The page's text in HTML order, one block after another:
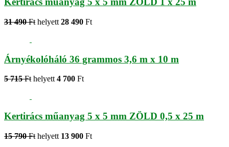
31 490 Ft helyett 28 490 Ft
Árnyékolóháló 36 grammos 3,6 m x 10 m
5 715 Ft helyett 4 700 Ft
Kertirács műanyag 5 x 5 mm ZÖLD 0,5 x 25 m
15 790 Ft helyett 13 900 Ft